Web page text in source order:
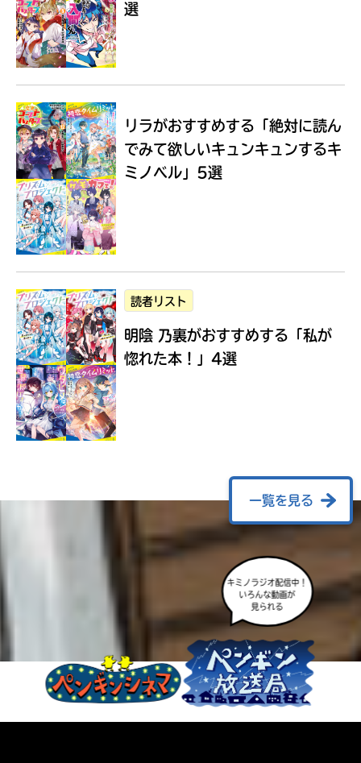
Loading...
選
リラがおすすめする 「絶対に読ん
でみて欲しいキュンキュンするキ
ミノベル」5選
読者リスト
明陰 乃裏がおすすめする 「私が
惚れた本！」4選
一覧を見る
キミノラジオ配信中！
いろんな動画が
見られる
に
エ
も
度
み
て
ね
る